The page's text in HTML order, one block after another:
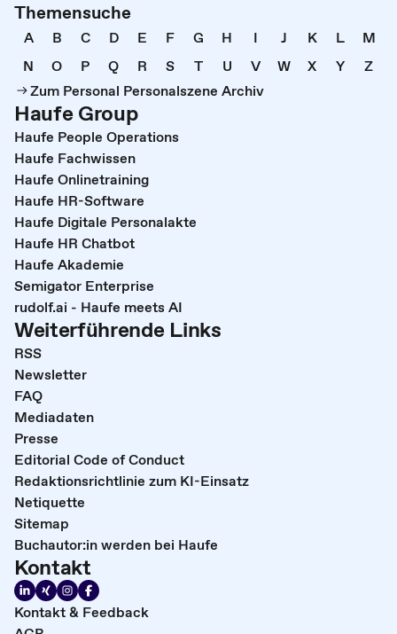
Themensuche
A B C D E F G H I J K L
M
N
O P Q R S T U V W X Y
Z
Zum Personal Personalszene Archiv
Haufe Group
Haufe People Operations
Haufe Fachwissen
Haufe Onlinetraining
Haufe HR-Software
Haufe Digitale Personalakte
Haufe HR Chatbot
Haufe Akademie
Semigator Enterprise
rudolf.ai - Haufe meets AI
Weiterführende Links
RSS
Newsletter
FAQ
Mediadaten
Presse
Editorial Code of Conduct
Redaktionsrichtlinie zum KI-Einsatz
Netiquette
Sitemap
Buchautor:in werden bei Haufe
Kontakt
Kontakt & Feedback